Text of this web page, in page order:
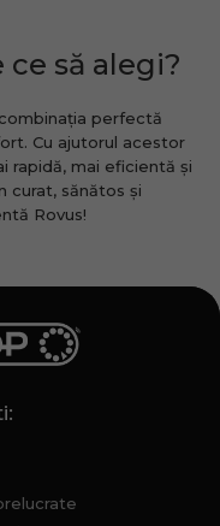
ce să alegi?
perfectă
Cu ajutorul acestor
rapidă, mai eficientă și
curat, sănătos și
Rovus!